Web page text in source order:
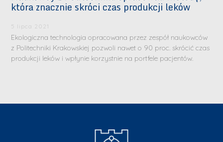
która znacznie skróci czas produkcji leków
5 lipca 2021
Ekologiczna technologia opracowana przez zespół naukowców
z Politechniki Krakowskiej pozwoli nawet o 90 proc. skrócić czas
produkcji leków i wpłynie korzystnie na portfele pacjentów.